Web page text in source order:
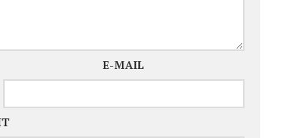
E-MAIL